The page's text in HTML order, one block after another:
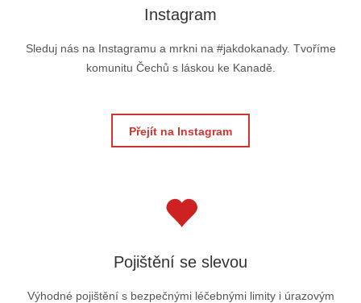
Instagram
Sleduj nás na Instagramu a mrkni na #jakdokanady. Tvoříme
komunitu Čechů s láskou ke Kanadě.
Přejít na Instagram
Pojištění se slevou
Výhodné pojištění s bezpečnými léčebnými limity i úrazovým